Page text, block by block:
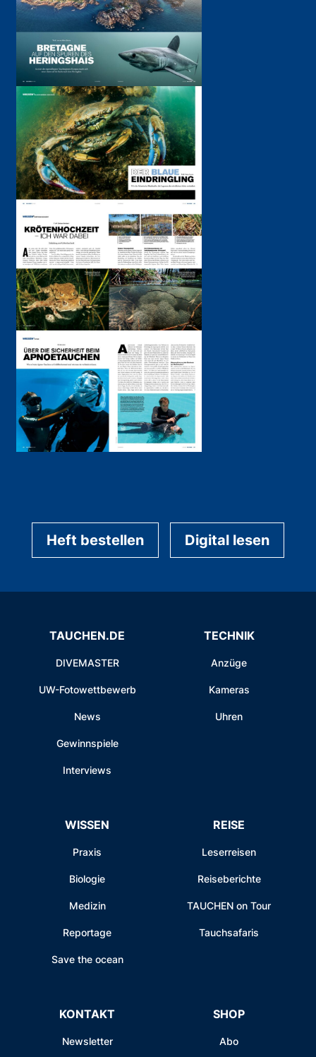
Heft bestellen Digital lesen
TAUCHEN.DE
DIVEMASTER
UW-Fotowettbewerb
News
Gewinnspiele
Interviews
TECHNIK
Anzüge
Kameras
Uhren
WISSEN
Praxis
Biologie
Medizin
Reportage
Save the ocean
REISE
Leserreisen
Reiseberichte
TAUCHEN on Tour
Tauchsafaris
KONTAKT
Newsletter
SHOP
Abo